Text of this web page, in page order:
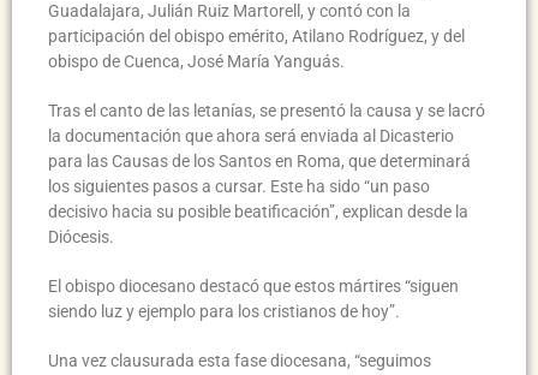
Guadalajara, Julián Ruiz Martorell, y contó con la
participación del obispo emérito, Atilano Rodríguez, y del
obispo de Cuenca, José María Yanguás.
Tras el canto de las letanías, se presentó la causa y se lacró
la documentación que ahora será enviada al Dicasterio
para las Causas de los Santos en Roma, que determinará
los siguientes pasos a cursar. Este ha sido “un paso
decisivo hacia su posible beatificación”, explican desde la
Diócesis.
El obispo diocesano destacó que estos mártires “siguen
siendo luz y ejemplo para los cristianos de hoy”.
Una vez clausurada esta fase diocesana, “seguimos